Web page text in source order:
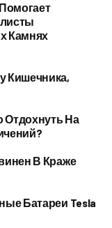
Камнях
Кишечника,
Отдохнуть На
В Краже
Батареи Tesla